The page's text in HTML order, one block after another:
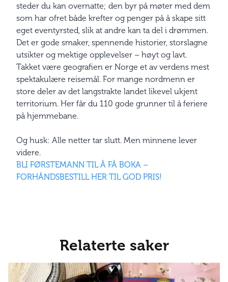
steder du kan overnatte; den byr på møter med dem
som har ofret både krefter og penger på å skape sitt
eget eventyrsted, slik at andre kan ta del i drømmen.
Det er gode smaker, spennende historier, storslagne
utsikter og mektige opplevelser – høyt og lavt.
Takket være geografien er Norge et av verdens mest
spektakulære reisemål. For mange nordmenn er
store deler av det langstrakte landet likevel ukjent
territorium. Her får du 110 gode grunner til å feriere
på hjemmebane.
Og husk: Alle netter tar slutt. Men minnene lever
videre.
BLI FØRSTEMANN TIL Å FÅ BOKA –
FORHÅNDSBESTILL HER TIL GOD PRIS!
Relaterte saker